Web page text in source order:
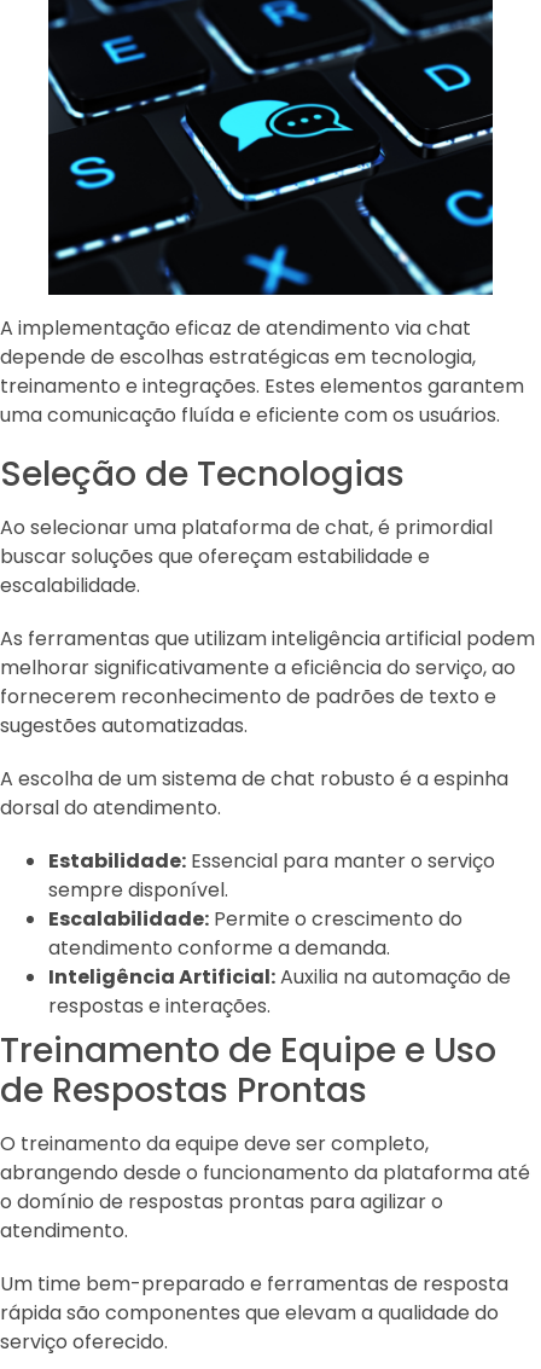
A implementação eficaz de atendimento via chat
depende de escolhas estratégicas em tecnologia,
treinamento e integrações. Estes elementos garantem
uma comunicação fluída e eficiente com os usuários.
Seleção de Tecnologias
Ao selecionar uma plataforma de chat, é primordial
buscar soluções que ofereçam estabilidade e
escalabilidade.
As ferramentas que utilizam inteligência artificial podem
melhorar significativamente a eficiência do serviço, ao
fornecerem reconhecimento de padrões de texto e
sugestões automatizadas.
A escolha de um sistema de chat robusto é a espinha
dorsal do atendimento.
Estabilidade: Essencial para manter o serviço
sempre disponível.
Escalabilidade: Permite o crescimento do
atendimento conforme a demanda.
Inteligência Artificial:Auxilia na automação de
respostas e interações.
Treinamento de Equipe e Uso
de Respostas Prontas
O treinamento da equipe deve ser completo,
abrangendo desde o funcionamento da plataforma até
o domínio de respostas prontas para agilizar o
atendimento.
Um time bem-preparado e ferramentas de resposta
rápida são componentes que elevam a qualidade do
serviço oferecido.